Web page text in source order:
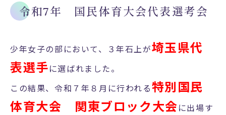
令和7年 国民体育大会代表選考会
少年女子の部において、３年石上が埼玉県代
表選手に選ばれました。
この結果、令和７年８月に行われる特別国民
体育大会 関東ブロック大会に出場す